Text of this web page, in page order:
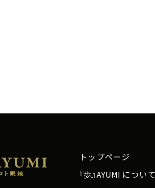
トップページ
『歩』AYUMI について